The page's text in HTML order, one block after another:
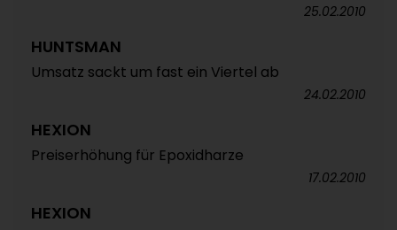
25.02.2010
HUNTSMAN
Umsatz sackt um fast ein Viertel ab
24.02.2010
HEXION
Preiserhöhung für Epoxidharze
17.02.2010
HEXION